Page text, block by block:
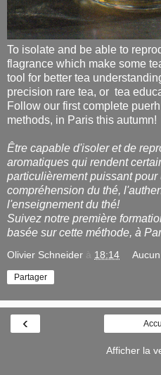
To isolate and be able to
flagrance which make some
tool for better tea
precision rare tea, or tea
Follow our first complete
methods, in Paris this autumn!
Être capable d'isoler et de
aromatiques qui rendent
particulièrement puissant
compréhension du thé,
l'enseignement du thé!
Suivez notre première
basée sur cette méthode, à
Olivier Schneider à 18:14
Partager
‹
Afficher la